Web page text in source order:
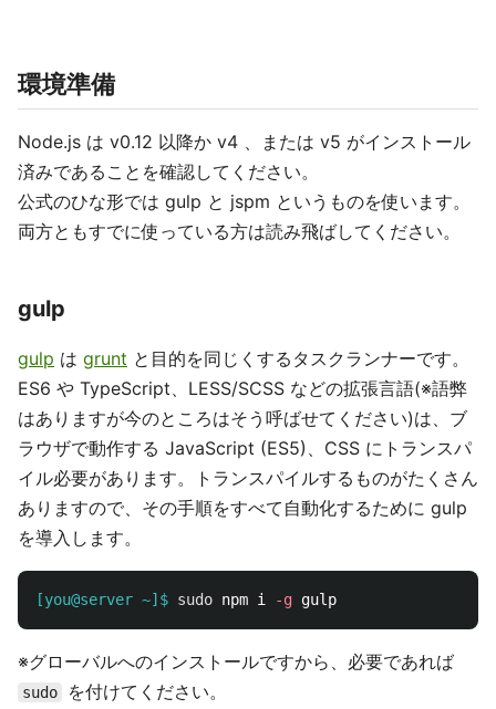
環境準備
Node.js は v0.12 以降か v4 、または v5 がインストール
済みであることを確認してください。
公式のひな形では gulp と jspm というものを使います。
両方ともすでに使っている方は読み飛ばしてください。
gulp
gulp は grunt と目的を同じくするタスクランナーです。
ES6 や TypeScript、LESS/SCSS などの拡張言語(※語弊
はありますが今のところはそう呼ばせてください)は、ブ
ラウザで動作する JavaScript (ES5)、CSS にトランスパ
イル必要があります。トランスパイルするものがたくさん
ありますので、その手順をすべて自動化するために gulp
を導入します。
[you@server ~]$ sudo npm i -g
※グローバルへのインストールですから、必要であれば
sudo を付けてください。